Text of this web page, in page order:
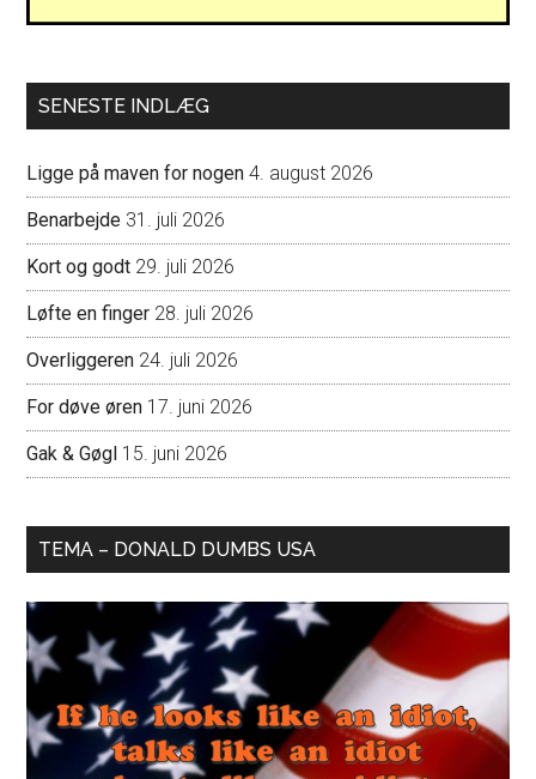
SENESTE INDLÆG
Ligge på maven for nogen 4. august 2026
Benarbejde 31. juli 2026
Kort og godt 29. juli 2026
Løfte en finger 28. juli 2026
Overliggeren 24. juli 2026
For døve øren 17. juni 2026
Gak & Gøgl 15. juni 2026
TEMA – DONALD DUMBS USA